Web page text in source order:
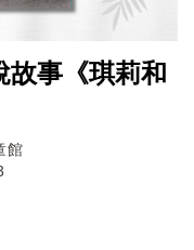
故事《琪莉和
館